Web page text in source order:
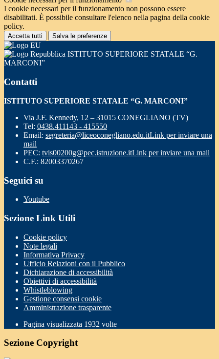
I cookie necessari per il funzionamento non possono essere
disabilitati. È possibile consultare l'elenco nella pagina della cookie
policy.
Accetta tutti Salva le preferenze
ISTITUTO SUPERIORE STATALE “G.
MARCONI”
Contatti
ISTITUTO SUPERIORE STATALE “G. MARCONI”
Via J.F. Kennedy, 12 – 31015 CONEGLIANO (TV)
Tel: 0438.411143 - 415550
Email: segreteria@liceoconegliano.edu.itLink per inviare una
mail
PEC: tvis00200g@pec.istruzione.itLink per inviare una mail
C.F.: 82003370267
Seguici su
Youtube
Sezione Link Utili
Cookie policy
Note legali
Informativa Privacy
Ufficio Relazioni con il Pubblico
Dichiarazione di accessibilità
Obiettivi di accessibilità
Whistleblowing
Gestione consensi cookie
Amministrazione trasparente
Pagina visualizzata 1932 volte
Sezione Copyright